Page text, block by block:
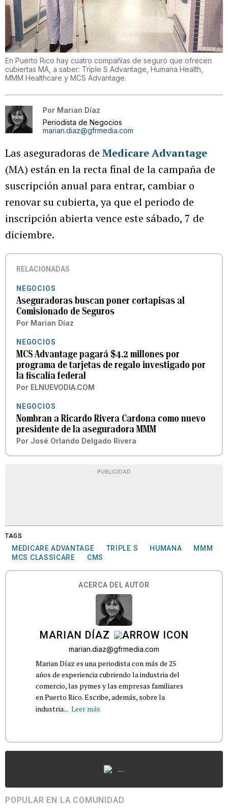
En Puerto Rico hay cuatro compañías de seguro que ofrecen
cubiertas MA, a saber: Triple S Advantage, Humana Health,
MMM Healthcare y MCS Advantage.
Por Marian Díaz
Periodista de Negocios
marian.diaz@gfrmedia.com
Las aseguradoras de Medicare Advantage
(MA) están en la recta final de la campaña de
suscripción anual para entrar, cambiar o
renovar su cubierta, ya que el periodo de
inscripción abierta vence este sábado, 7 de
diciembre.
RELACIONADAS
NEGOCIOS
Aseguradoras buscan poner cortapisas al
Comisionado de Seguros
Por Marian Díaz
NEGOCIOS
MCS Advantage pagará $4.2 millones por
programa de tarjetas de regalo investigado por
la fiscalía federal
Por ELNUEVODIA.COM
NEGOCIOS
Nombran a Ricardo Rivera Cardona como nuevo
presidente de la aseguradora MMM
Por José Orlando Delgado Rivera
PUBLICIDAD
TAGS
MEDICARE ADVANTAGE TRIPLE S HUMANA
MMM
MCS CLASSICARE
CMS
ACERCA DEL AUTOR
MARIAN DÍAZ
marian.diaz@gfrmedia.com
Marian Díaz es una periodista con más de 25
años de experiencia cubriendo la industria del
comercio, las pymes y las empresas familiares
en Puerto Rico. Escribe, además, sobre la
industria... Leer más
...
POPULAR EN LA COMUNIDAD